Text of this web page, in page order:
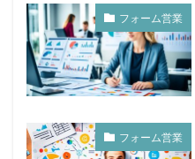
フォーム営業
フォーム営業